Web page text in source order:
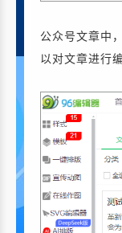
公众号文章中
以对文章进行